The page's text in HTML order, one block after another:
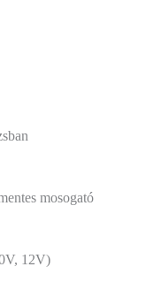
mosogató
12V)